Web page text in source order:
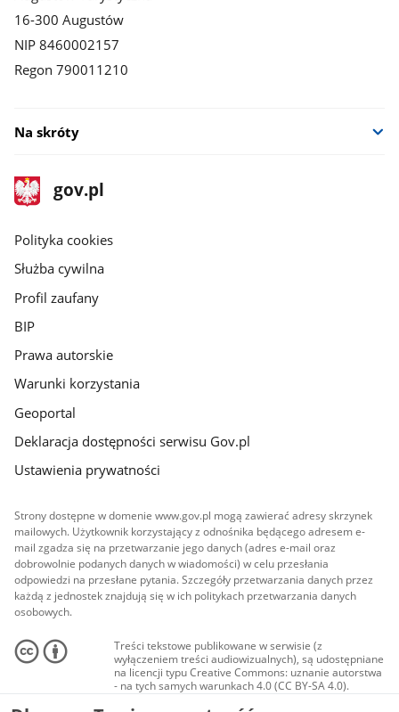
16-300 Augustów
NIP 8460002157
Regon 790011210
Na skróty
stopka
gov.pl
Strona
gov.pl
gov.pl
Polityka cookies
Służba cywilna
Profil zaufany
BIP
Prawa autorskie
Warunki korzystania
Geoportal
Deklaracja dostępności serwisu Gov.pl
Ustawienia prywatności
Strony dostępne w domenie www.gov.pl mogą zawierać adresy skrzynek
mailowych. Użytkownik korzystający z odnośnika będącego adresem e-
mail zgadza się na przetwarzanie jego danych (adres e-mail oraz
dobrowolnie podanych danych w wiadomości) w celu przesłania
odpowiedzi na przesłane pytania. Szczegóły przetwarzania danych przez
każdą z jednostek znajdują się w ich politykach przetwarzania danych
osobowych.
Treści tekstowe publikowane w serwisie (z
wyłączeniem treści audiowizualnych), są udostępniane
na licencji typu Creative Commons: uznanie autorstwa
- na tych samych warunkach 4.0 (CC BY-SA 4.0).
Materiały audiowizualne, w tym zdjęcia, materiały